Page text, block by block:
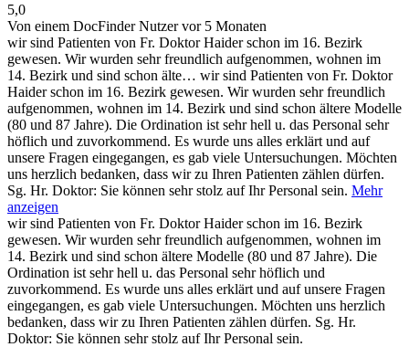
5,0
Von einem DocFinder Nutzervor 5 Monaten
wir sind Patienten von Fr. Doktor Haider schon im 16. Bezirk
gewesen. Wir wurden sehr freundlich aufgenommen, wohnen im
14. Bezirk und sind schon älte… wir sind Patienten von Fr. Doktor
Haider schon im 16. Bezirk gewesen. Wir wurden sehr freundlich
aufgenommen, wohnen im 14. Bezirk und sind schon ältere Modelle
(80 und 87 Jahre). Die Ordination ist sehr hell u. das Personal sehr
höflich und zuvorkommend. Es wurde uns alles erklärt und auf
unsere Fragen eingegangen, es gab viele Untersuchungen. Möchten
uns herzlich bedanken, dass wir zu Ihren Patienten zählen dürfen.
Sg. Hr. Doktor: Sie können sehr stolz auf Ihr Personal sein. Mehr
anzeigen
wir sind Patienten von Fr. Doktor Haider schon im 16. Bezirk
gewesen. Wir wurden sehr freundlich aufgenommen, wohnen im
14. Bezirk und sind schon ältere Modelle (80 und 87 Jahre). Die
Ordination ist sehr hell u. das Personal sehr höflich und
zuvorkommend. Es wurde uns alles erklärt und auf unsere Fragen
eingegangen, es gab viele Untersuchungen. Möchten uns herzlich
bedanken, dass wir zu Ihren Patienten zählen dürfen. Sg. Hr.
Doktor: Sie können sehr stolz auf Ihr Personal sein.